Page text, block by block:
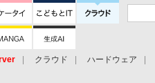
クラウド ハードウェア